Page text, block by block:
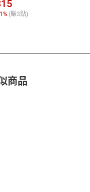
1 % (賺3點)
商品